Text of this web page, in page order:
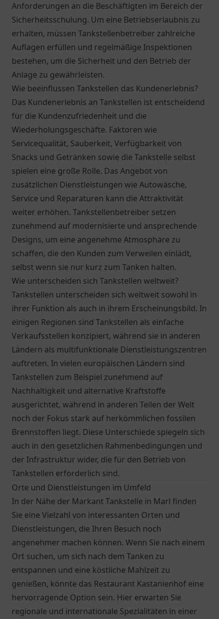
Anforderungen an die Beschäftigten im Bereich der
Sicherheitsschulung. Um eine Betriebserlaubnis zu
erhalten, müssen Tankstellenbetreiber zahlreiche
Auflagen erfüllen und regelmäßige Inspektionen
bestehen, um die Sicherheit und den Betrieb der
Anlage zu gewährleisten.
Wie beeinflussen Tankstellen das Kundenerlebnis?
Das Kundenerlebnis an Tankstellen ist entscheidend
für die Kundenzufriedenheit und die
Wiederholungsgeschäfte. Faktoren wie
Servicequalität, Sauberkeit, Verfügbarkeit von
Snacks und Getränken sowie die Tankstelle selbst
spielen eine große Rolle. Das Angebot von
zusätzlichen Dienstleistungen wie Autowäsche,
Service und Reparaturen kann die Attraktivität
weiter erhöhen. Tankstellenbetreiber setzen
zunehmend auf modernisierte und ansprechende
Designs, um eine angenehme Atmosphäre zu
schaffen, die den Kunden zum Verweilen einlädt,
selbst wenn sie nur kurz zum Tanken halten.
Wie unterscheiden sich Tankstellen weltweit?
Tankstellen unterscheiden sich weltweit sowohl in
ihrer Funktion als auch in ihrem Erscheinungsbild. In
einigen Regionen sind Tankstellen als einfache
Verkaufsstellen konzipiert, während sie in anderen
Ländern als multifunktionale Dienstleistungszentren
auftreten. In vielen europäischen Ländern sind
Tankstellen zum Beispiel zunehmend auf
Nachhaltigkeit und alternative Kraftstoffe
ausgerichtet, während in anderen Teilen der Welt
noch der Fokus stark auf herkömmlichen fossilen
Brennstoffen liegt. Diese Unterschiede spiegeln sich
auch in den gesetzlichen Rahmenbedingungen und
der Infrastruktur wider, die für den Betrieb von
Tankstellen erforderlich sind.
Orte und Dienstleistungen im Umfeld
In der Nähe der Markant Tankstelle in Marl finden
Sie eine Vielzahl von interessanten Orten und
Dienstleistungen, die Ihren Besuch noch
angenehmer machen können. Wenn Sie nach einem
Ort suchen, um sich nach dem Tanken zu
entspannen und eine köstliche Mahlzeit zu
genießen, könnte das Restaurant Kastanienhof eine
hervorragende Option sein. Hier erwarten Sie
regionale und internationale Spezialitäten in einer